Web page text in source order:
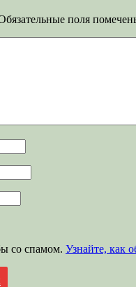
поля
со спамом. Узнайте, как